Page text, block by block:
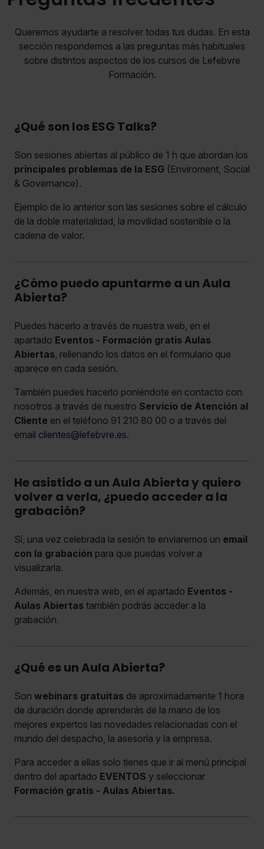
Queremos ayudarte a resolver todas tus dudas. En esta
sección respondemos a las preguntas más habituales
sobre distintos aspectos de los cursos de Lefebvre
Formación.
¿Qué son los ESG Talks?
Son sesiones abiertas al público de 1 h que abordan los
principales problemas de la ESG (Enviroment, Social
& Governance).
Ejemplo de lo anterior son las sesiones sobre el cálculo
de la doble materialidad, la movilidad sostenible o la
cadena de valor.
¿Cómo puedo apuntarme a un Aula
Abierta?
Puedes hacerlo a través de nuestra web, en el
apartado Eventos - Formación gratis Aulas
Abiertas, rellenando los datos en el formulario que
aparece en cada sesión.
También puedes hacerlo poniéndote en contacto con
nosotros a través de nuestro Servicio de Atención al
Cliente en el teléfono 91 210 80 00 o a través del
email clientes@lefebvre.es.
He asistido a un Aula Abierta y quiero
volver a verla, ¿puedo acceder a la
grabación?
Sí, una vez celebrada la sesión te enviaremos un email
con la grabación para que puedas volver a
visualizarla.
Además, en nuestra web, en el apartado Eventos -
Aulas Abiertas también podrás acceder a la
grabación.
¿Qué es un Aula Abierta?
Son webinars gratuitas de aproximadamente 1 hora
de duración donde aprenderás de la mano de los
mejores expertos las novedades relacionadas con el
mundo del despacho, la asesoría y la empresa.
Para acceder a ellas solo tienes que ir al menú principal
dentro del apartado EVENTOS y seleccionar
Formación gratis - Aulas Abiertas.